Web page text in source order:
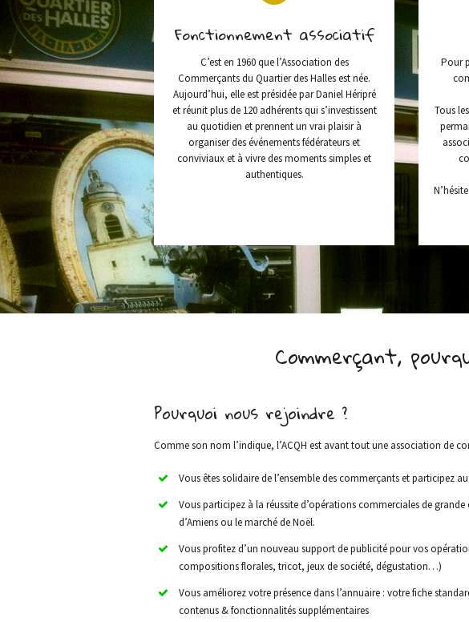
Fonctionnement associatif
C’est en 1960 que l’Association des
Commerçants du Quartier des Halles est née.
Aujourd’hui, elle est présidée par Daniel Héripré
et réunit plus de 120 adhérents qui s’investissent
au quotidien et prennent un vrai plaisir à
organiser des événements fédérateurs et
conviviaux et à vivre des moments simples et
authentiques.
Pour
Tous
Commerçant,
Pourquoi nous rejoindre ?
Comme son nom l’indique, l’ACQH est avant tout une association de
Vous êtes solidaire de l’ensemble des commerçants et participez
Vous participez à la réussite d’opérations commerciales de
d’Amiens ou le marché de Noël.
Vous profitez d’un nouveau support de publicité pour vos
compositions florales, tricot, jeux de société, dégustation…)
Vous améliorez votre présence dans l’annuaire : votre fiche
contenus & fonctionnalités supplémentaires